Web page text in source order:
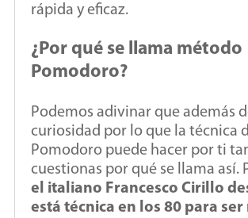
rápida y eficaz.
¿Por qué se llama método
Pomodoro?
Podemos adivinar que además
curiosidad por lo que la técnica
Pomodoro puede hacer por ti
cuestionas por qué se llama así.
el italiano Francesco Cirillo
está técnica en los 80 para ser